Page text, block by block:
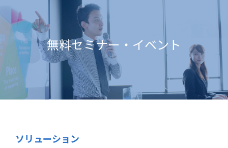
無料セミナー・イベント
ソリューション